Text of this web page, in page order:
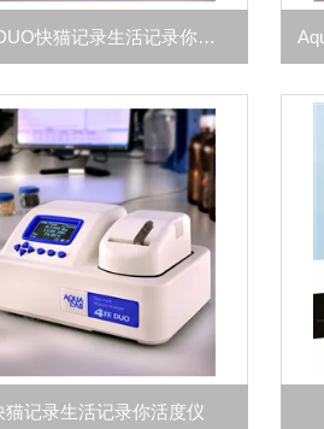
Aqualab DUO快猫记录生活记录你活度仪
猫记录生活记录你活度仪